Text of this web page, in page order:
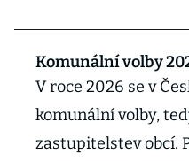
Komunální volby
V roce 2026 se v
komunální volby,
zastupitelstev obcí.